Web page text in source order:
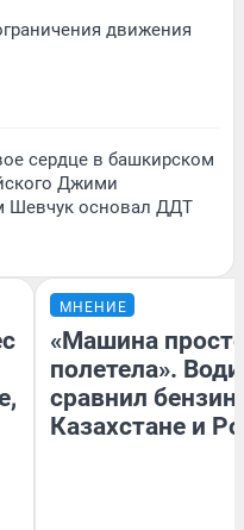
движения
сердце в башкирском
Джими
Шевчук основал ДДТ
МНЕНИЕ
«Машина
полетела».
сравнил бензин
Казахстане и